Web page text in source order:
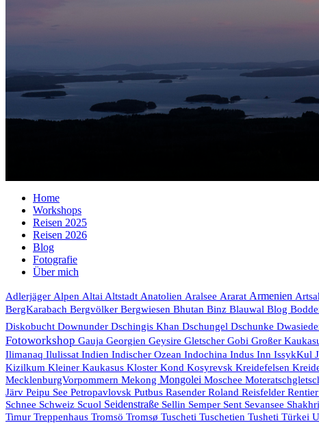
Home
Workshops
Reisen 2025
Reisen 2026
Blog
Fotografie
Über mich
Adlerjäger Alpen Altai Altstadt Anatolien Aralsee Ararat Armenien
BergKarabach Bergvölker Bergwiesen Bhutan Binz Blauwal Blog
Diskobucht Downunder Dschingis Khan Dschungel Dschunke
Fotoworkshop Gauja Georgien Geysire Gletscher Gobi Großer
Ilimanaq Ilulissat Indien Indischer Ozean Indochina Indus Inn IssykKul
Kizilkum Kleiner Kaukasus Kloster Kond Kosyrevsk Kreidefelsen
MecklenburgVorpommern Mekong Mongolei Moschee
Järv Peipu See Petropavlovsk Putbus Rasender Roland Reisfelder Rentier
Schnee Schweiz Scuol Seidenstraße Sellin Semper Sent Sevansee
Timur Treppenhaus Tromsö Tromsø Tuscheti Tuschetien Tusheti Türkei